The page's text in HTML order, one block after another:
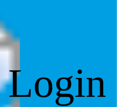
Login